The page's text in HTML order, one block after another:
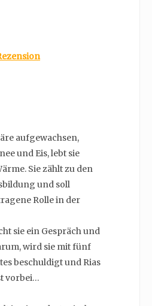
aufgewachsen,
und Eis, lebt sie
Sie zählt zu den
und soll
Rolle in der
sie ein Gespräch und
wird sie mit fünf
beschuldigt und Rias
vorbei…